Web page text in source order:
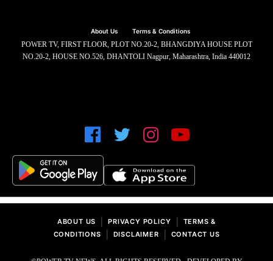
About Us Terms & Conditions
POWER TV, FIRST FLOOR, PLOT NO.20-2, BHANGDIYA HOUSE PLOT
NO.20-2, HOUSE NO.526, DHANTOLI Nagpur, Maharashtra, India 440012
ABOUT US PRIVACY POLICY
TERMS &
CONDITIONS
DISCLAIMER CONTACT US